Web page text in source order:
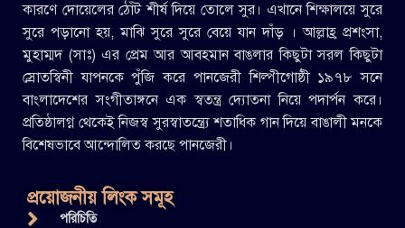
কারণে দোয়েলের ঠোঁট শীর্ষ দিয়ে তোলে সুর। এখানে শিক্ষালয়ে সুরে
সুরে পড়ানো হয়, মাঝি সুরে সুরে বেয়ে যান দাঁড় । আল্লাহ্র প্রশংসা,
মুহাম্মদ (সাঃ) এর প্রেম আর আবহমান বাঙলার কিছুটা সরল কিছুটা
স্রোতস্বিনী যাপনকে পুঁজি করে পানজেরী শিল্পীগোষ্ঠী ১৯৭৮ সনে
বাংলাদেশের সংগীতাঙ্গনে এক স্বতন্ত্র দ্যোতনা নিয়ে পদার্পন করে।
প্রতিষ্ঠালগ্ন থেকেই নিজস্ব সুরস্বাতন্ত্র্যে শতাধিক গান দিয়ে বাঙালী মনকে
বিশেষভাবে আন্দোলিত করছে পানজেরী।
প্রয়োজনীয় লিংক সমূহ
পরিচিতি